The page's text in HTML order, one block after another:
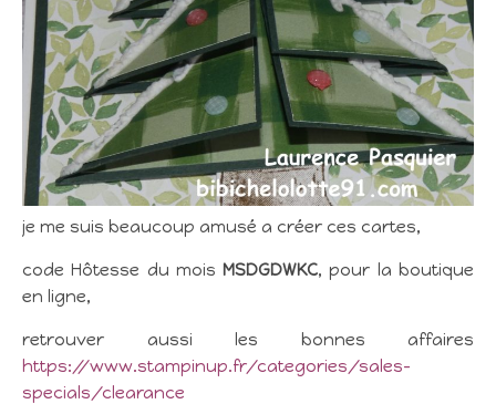
je me suis beaucoup amusé a créer ces cartes,
code Hôtesse du moisMSDGDWKC, pour la boutique
en ligne,
retrouver aussi les bonnes affaires
https://www.stampinup.fr/categories/sales-
specials/clearance